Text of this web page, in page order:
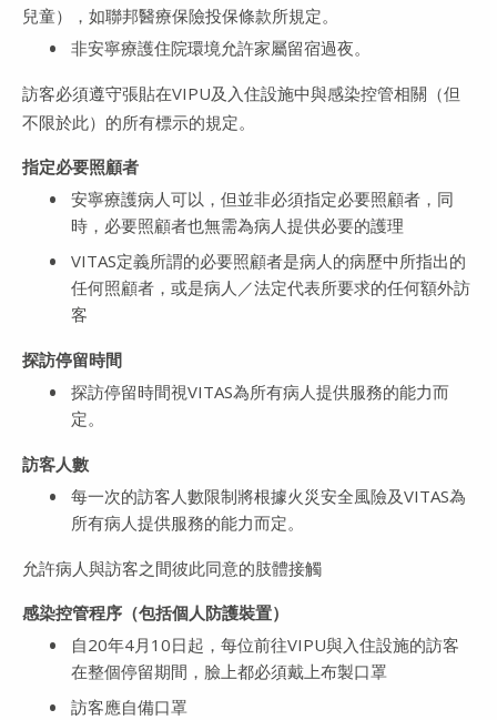
兒童），如聯邦醫療保險投保條款所規定。
非安寧療護住院環境允許家屬留宿過夜。
​​​​​​​訪客必須遵守張貼在VIPU及入住設施中與感染控管相關（但
不限於此）的所有標示的規定。
指定必要照顧者
安寧療護病人可以，但並非必須指定必要照顧者，同
時，必要照顧者也無需為病人提供必要的護理
VITAS定義所謂的必要照顧者是病人的病歷中所指出的
任何照顧者，或是病人／法定代表所要求的任何額外訪
客
探訪停留時間
探訪停留時間視VITAS為所有病人提供服務的能力而
定。
訪客人數
每一次的訪客人數限制將根據火災安全風險及VITAS為
所有病人提供服務的能力而定。
允許病人與訪客之間彼此同意的肢體接觸
感染控管程序（包括個人防護裝置）
自20年4月10日起，每位前往VIPU與入住設施的訪客
在整個停留期間，臉上都必須戴上布製口罩
訪客應自備口罩